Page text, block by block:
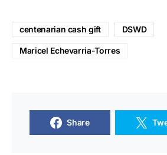
centenarian cash gift DSWD
Maricel Echevarria-Torres
Share